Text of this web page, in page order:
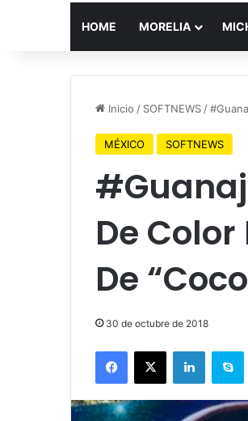
HOME MORELIA
Inicio / SOFTNEWS /
MÉXICO SOFTNEWS
De
De
30 de octubre de 2018